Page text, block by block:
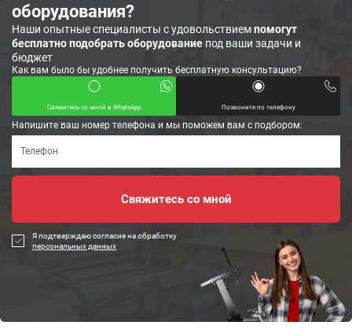
оборудования?
Наши опытные специалисты с удовольствиемпомогут
бесплатно подобрать оборудование под ваши задачи и
бюджет
Как вам было бы удобнее получить бесплатную консультацию?
Свяжитесь со мной в WhatsApp Позвоните по телефону
Напишите ваш номер телефона и мы поможем вам с подбором:
Я подтверждаю согласие на обработку
персональных данных